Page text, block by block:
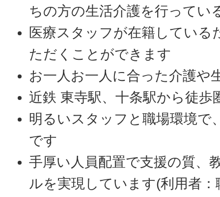
ちの方の生活介護を行ってい
医療スタッフが在籍している
ただくことができます
お一人お一人に合った介護や
近鉄 東寺駅、十条駅から徒歩
明るいスタッフと職場環境で
です
手厚い人員配置で支援の質、
ルを実現しています(利用者